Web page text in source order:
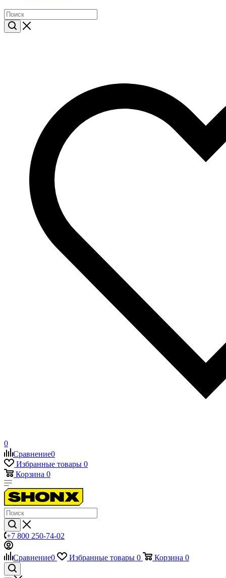
0
Сравнение0
Избранные товары 0
Корзина 0
+7 800 250-74-02
Сравнение0 Избранные товары 0 Корзина 0